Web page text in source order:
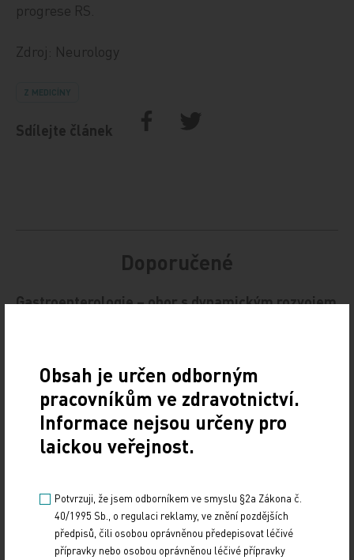
progrese RS.
Zdroj: Neurology
Z MEDICÍNY
Sdílejte článek
Doporučené
Gastroenterologie – obor s dynamickým rozvojem
Letošní 18. ročník Gastroenterologických dnů v Karlových
Varech se setkal se značným zájmem odborné veřejnosti,
a to i díky velmi pestrému programu,…
Štěrba: Dynamicky se rozvíjející nádory
10. 12. 2024
Prof. MUDr. Jaroslavu Štěrbovi, Ph.D., přednostovi Kliniky
dětské onkologie LF MU a FN Brno a vedoucímu jedné
Obsah je určen odborným
pracovníkům ve zdravotnictví.
Informace nejsou určeny pro
laickou veřejnost.
Potvrzuji, že jsem odborníkem ve smyslu §2a Zákona č.
40/1995 Sb., o regulaci reklamy, ve znění pozdějších
předpisů, čili osobou oprávněnou předepisovat léčivé
přípravky nebo osobou oprávněnou léčivé přípravky